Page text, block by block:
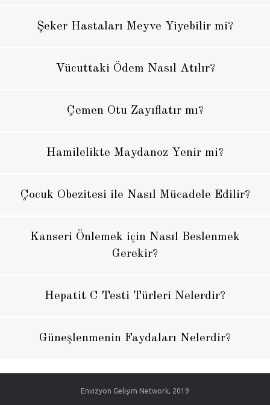
Şeker Hastaları Meyve Yiyebilir mi?
Vücuttaki Ödem Nasıl Atılır?
Çemen Otu Zayıflatır mı?
Hamilelikte Maydanoz Yenir mi?
Çocuk Obezitesi ile Nasıl Mücadele Edilir?
Kanseri Önlemek için Nasıl Beslenmek
Gerekir?
Hepatit C Testi Türleri Nelerdir?
Güneşlenmenin Faydaları Nelerdir?
Envizyon Gelişim Network, 2019